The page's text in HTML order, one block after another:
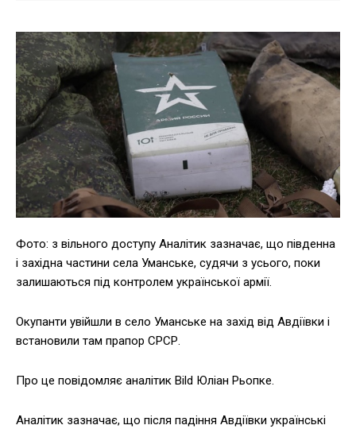
Фото: з вільного доступу Аналітик зазначає, що південна
і західна частини села Уманське, судячи з усього, поки
залишаються під контролем української армії.
Окупанти увійшли в село Уманське на захід від Авдіївки і
встановили там прапор СРСР.
Про це повідомляє аналітик Bild Юліан Рьопке.
Аналітик зазначає, що після падіння Авдіївки українські